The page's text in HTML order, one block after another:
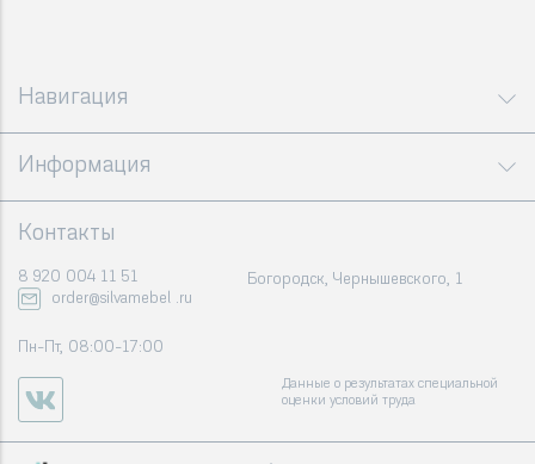
Навигация
Информация
Контакты
8 920 004 11 51
order@silvamebel .ru
Пн-Пт, 08:00-17:00
Богородск, Чернышевского, 1
Данные о результатах специальной
оценки условий труда